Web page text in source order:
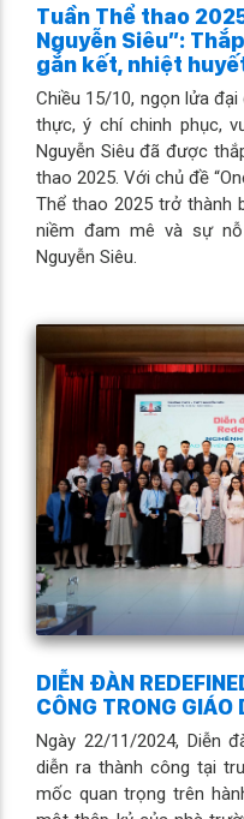
Tuần Thể thao
Nguyễn Siêu”:
gắn kết, nhiệt
Chiều 15/10, ngọn lửa
thực, ý chí chinh phục,
Nguyễn Siêu đã được
thao 2025. Với chủ đề
Thể thao 2025 trở thành
niềm đam mê và sự
Nguyễn Siêu.
DIỄN ĐÀN
CÔNG TRONG
Ngày 22/11/2024, Diễn
diễn ra thành công tại
mốc quan trọng trên